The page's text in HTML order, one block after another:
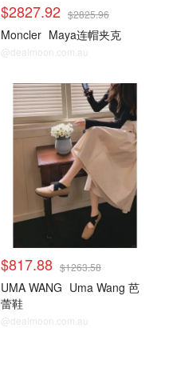
$2827.92 $2825.96
Moncler Maya连帽夹克
@dealmoon.com.au
Cettire
$817.88 $1263.58
UMA WANG Uma Wang 芭
蕾鞋
@dealmoon.com.au